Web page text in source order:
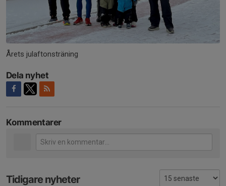
Årets julaftonsträning
Dela nyhet
Kommentarer
Tidigare nyheter